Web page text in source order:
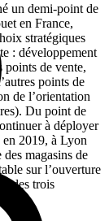
un demi-point de
en France,
stratégiques
: développement
points de vente,
points de
de l’orientation
Du point de
à déployer
2019, à Lyon
magasins de
sur l’ouverture
des trois